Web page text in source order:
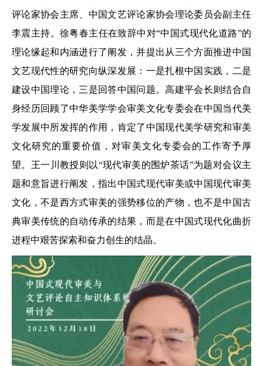
评论家协会主席、中国文艺评论家协会理论委员会副主任
李震主持。徐粤春主任在致辞中对“中国式现代化道路”的
理论缘起和内涵进行了阐发，并提出从三个方面推进中国
文艺现代性的研究向纵深发展：一是扎根中国实践，二是
建设中国理论，三是回答中国问题。高建平会长则结合自
身经历回顾了中华美学学会审美文化专委会在中国当代美
学发展中所发挥的作用，肯定了中国现代美学研究和审美
文化研究的重要价值，对审美文化专委会的工作寄予厚
望。王一川教授则以“现代审美的围炉茶话”为题对会议主
题和意旨进行阐发，指出中国式现代审美或中国现代审美
文化，不是西方式审美的强势移位的产物，也不是中国古
典审美传统的自动传承的结果，而是在中国式现代化曲折
进程中艰苦探索和奋力创生的结晶。